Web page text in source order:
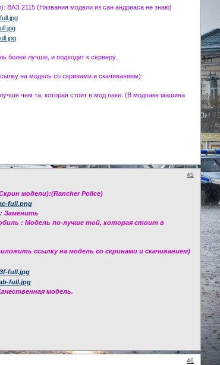
ВАЗ 2115 (Названия модели из сан андреаса не знаю)
более лучше, и подходит к серверу.
на модель со скринами и скачиванием):
чем та, которая стоит в мод паке. (В модпаке машина
45
модели):(Rancher Police)
Заменить
: Модель по-лучше той, которая стоит в
ссылку на модель со скринами и скачиванием)
модель.
46